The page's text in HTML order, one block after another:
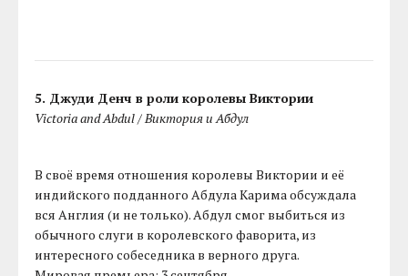
5. Джуди Денч в роли королевы Виктории
Victoria and Abdul / Виктория и Абдул
В своё время отношения королевы Виктории и её
индийского подданного Абдула Карима обсуждала
вся Англия (и не только). Абдул смог выбиться из
обычного слуги в королевского фаворита, из
интересного собеседника в верного друга.